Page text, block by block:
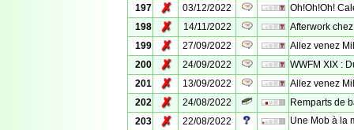
197
✗ 03/12/2022
Oh!Oh!Oh!
198
✗ 14/11/2022
Afterwork
199
✗ 27/09/2022
Allez venez
200
✗ 24/09/2022
WWFM XIX :
201
✗ 13/09/2022
Allez venez
202
✗ 24/08/2022
Remparts de
203
✗ 22/08/2022
Une Mob à la